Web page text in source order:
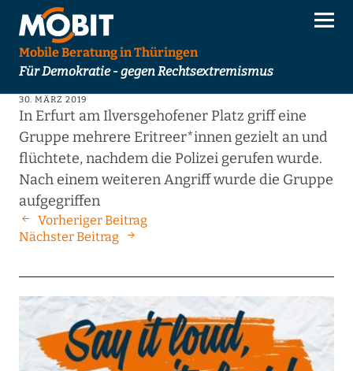
Mobile Beratung in Thüringen
Für Demokratie - gegen Rechtsextremismus
30. MÄRZ 2019
In Erfurt am Ilversgehofener Platz griff eine
Gruppe mehrere Eritreer*innen gezielt an und
flüchtete, nachdem die Polizei gerufen wurde.
Nach einem weiteren Angriff wurde die Gruppe
aufgegriffen
Vorheriger Beitrag
Nächster Beitrag